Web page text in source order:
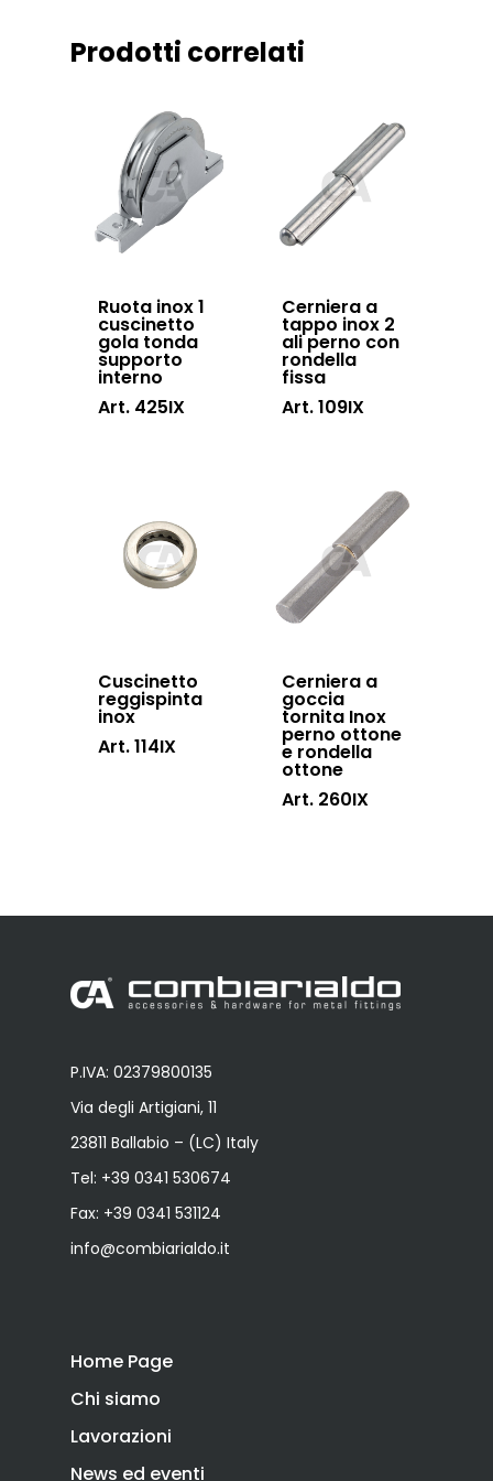
Prodotti correlati
Ruota inox 1
cuscinetto
gola tonda
supporto
interno
Art. 425IX
Cerniera a
tappo inox 2
ali perno con
rondella
fissa
Art. 109IX
Cuscinetto
reggispinta
inox
Art. 114IX
Cerniera a
goccia
tornita Inox
perno ottone
e rondella
ottone
Art. 260IX
P.IVA: 02379800135
Via degli Artigiani, 11
23811 Ballabio – (LC) Italy
Tel: +39 0341 530674
Fax: +39 0341 531124
info@combiarialdo.it
Home Page
Chi siamo
Lavorazioni
News ed eventi
Accessori
sospesi
Swing gates
accessories
Sistemi di
Hardware
Inox
Certificazioni
Contatti